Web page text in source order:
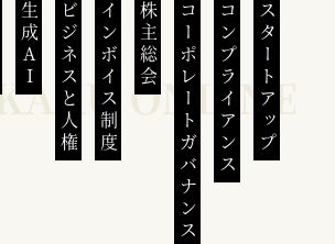
生成AI ビジネスと人権インボイス制度 株主総会 コーポレートガバナンスコンプライアンススタートアップ